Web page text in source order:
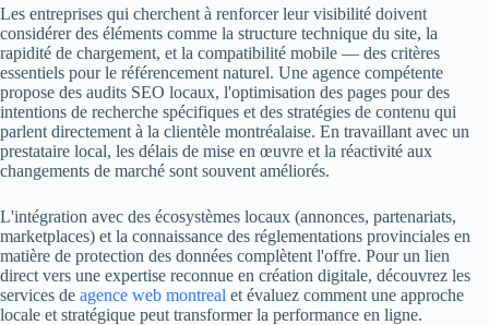
Les entreprises qui cherchent à renforcer leur visibilité doivent
considérer des éléments comme la structure technique du site, la
rapidité de chargement, et la compatibilité mobile — des critères
essentiels pour le référencement naturel. Une agence compétente
propose des audits SEO locaux, l'optimisation des pages pour des
intentions de recherche spécifiques et des stratégies de contenu qui
parlent directement à la clientèle montréalaise. En travaillant avec un
prestataire local, les délais de mise en œuvre et la réactivité aux
changements de marché sont souvent améliorés.
L'intégration avec des écosystèmes locaux (annonces, partenariats,
marketplaces) et la connaissance des réglementations provinciales en
matière de protection des données complètent l'offre. Pour un lien
direct vers une expertise reconnue en création digitale, découvrez les
services de agence web montreal et évaluez comment une approche
locale et stratégique peut transformer la performance en ligne.